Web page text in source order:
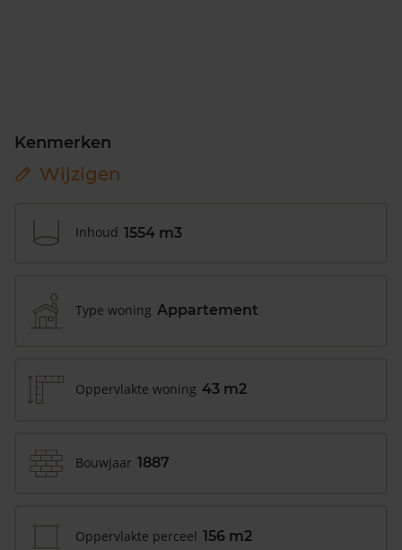
Kenmerken
Wijzigen
Inhoud 1554 m3
Type woning Appartement
Oppervlakte woning 43 m2
Bouwjaar 1887
Oppervlakte perceel 156 m2